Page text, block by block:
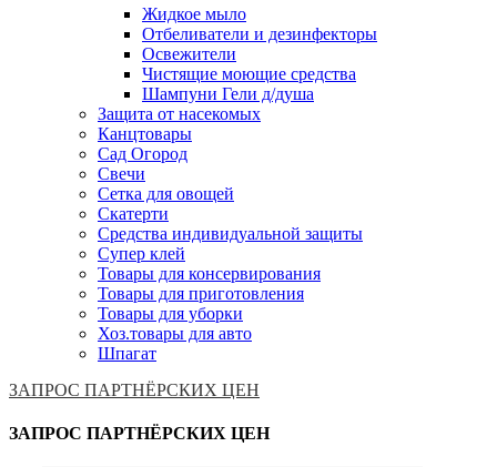
Жидкое мыло
Отбеливатели и дезинфекторы
Освежители
Чистящие моющие средства
Шампуни Гели д/душа
Защита от насекомых
Канцтовары
Сад Огород
Свечи
Сетка для овощей
Скатерти
Средства индивидуальной защиты
Супер клей
Товары для консервирования
Товары для приготовления
Товары для уборки
Хоз.товары для авто
Шпагат
ЗАПРОС ПАРТНЁРСКИХ ЦЕН
ЗАПРОС ПАРТНЁРСКИХ ЦЕН